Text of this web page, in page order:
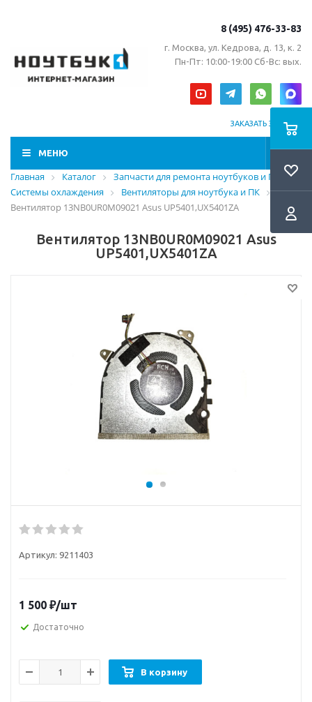
8 (495) 476-33-83
г. Москва, ул. Кедрова, д. 13, к. 2
Пн-Пт: 10:00-19:00 Сб-Вс: вых.
ЗАКАЗАТЬ ЗВОНОК
МЕНЮ
Главная Каталог
Запчасти для ремонта ноутбуков и ПК
Системы охлаждения
Вентиляторы для ноутбука и ПК
Вентилятор 13NB0UR0M09021 Asus UP5401,UX5401ZA
Вентилятор 13NB0UR0M09021 Asus
UP5401,UX5401ZA
Артикул: 9211403
1 500 ₽/шт
Достаточно
В корзину